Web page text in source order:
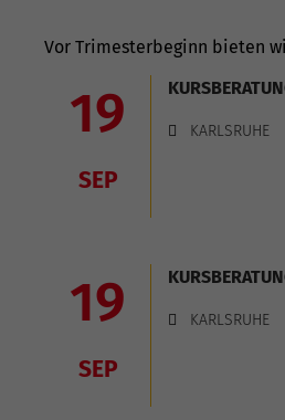
Vor Trimesterbeginn bieten
19
SEP
KARLSRUHE
19
SEP
KARLSRUHE